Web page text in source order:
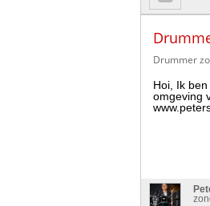
Drummer
Hoi, Ik
omgeving